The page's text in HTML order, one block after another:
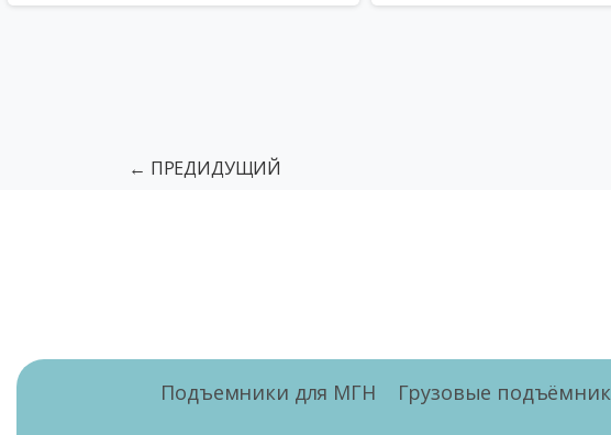
← ПРЕДИДУЩИЙ
Подъемники для МГН Грузовые